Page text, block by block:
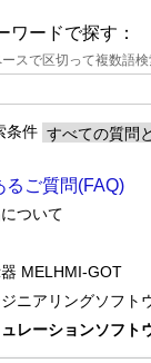
ワードで探す：
ースで区切って複数語
条件
るご質問(FAQ)
ついて
MELHMI-GOT
ニアリングソフト
レーションソフト